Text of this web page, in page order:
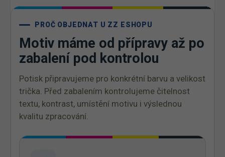
PROČ OBJEDNAT U ZZ ESHOPU
Motiv máme od přípravy až po
zabalení pod kontrolou
Potisk připravujeme pro konkrétní barvu a velikost
trička. Před zabalením kontrolujeme čitelnost
textu, kontrast, umístění motivu i výslednou
kvalitu zpracování.